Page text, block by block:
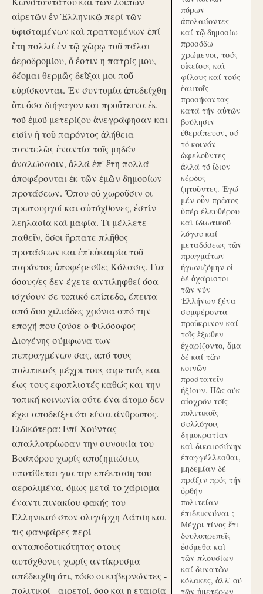
αἱρετῶν ἐν Ἑλληνικῷ περί τῶν
ὑφισταμένων καὶ πραττομένων ἐπί
ἔτη πολλά ἐν τῷ χῶρῳ τοῦ πάλαι
ἀεροδρομίου, ὅ ἐστιν η πατρίς μου,
δέομαι θερμῶς δεῖξαι μοι ποῦ
εὑρίσκονται. Ἐν συντομία ἀπεδείχθη
ὅτι ὅσα διήγαγον και προὔτεινα ἐκ
τοῦ ἐμοῦ μετερίζου ἀνεγράφησαν και
εἰσίν ἡ τοῦ παρόντος ἀλήθεια
παντελῶς ἐναντία τοῖς μηδέν
ἀναλώσασιν, ἀλλά ἐπ' ἔτη πολλά
ἀποφέρονται ἐκ τῶν ἐμῶν δημοσίων
προτάσεων. Ὅπου οὐ χωροῦσιν οι
πρωτουργοί και αὐτόχθονες, ἐστίν
λεηλασία καὶ μαφία. Τι μέλλετε
παθεῖν, ὅσοι ἥρπατε πλῆθος
προτάσεων και ἐπ'εὐκαιρία τοῦ
παρόντος ἀποφέρεσθε; Κόλασις. Για
όσους/ες δεν έχετε αντιληφθεί όσα
ισχύουν σε τοπικό επίπεδο, έπειτα
από δυο χιλιάδες χρόνια από την
εποχή που ζούσε ο Φιλόσοφος
Διογένης σύμφωνα των
πεπραγμένων σας, από τους
πολιτικούς μέχρι τους αιρετούς και
έως τους εφοπλιστές καθώς και την
τοπική κοινωνία ούτε ένα άτομο δεν
έχει αποδείξει ότι είναι άνθρωπος.
Ειδικότερα: Επί Χούντας
απαλλοτρίωσαν την συνοικία του
Βοσπόρου χωρίς αποζημιώσεις
υποτίθεται για την επέκταση του
αερολιμένα, όμως μετά το χάρισμα
έναντι πινακίου φακής του
Ελληνικού στον ολιγάρχη Λάτση και
τις φανφάρες περί
ανταποδοτικότητας στους
αυτόχθονες χωρίς αντίκρυσμα
απέδειχθη ότι, τόσο οι κυβερνώντες -
πολιτικοί - αιρετοί, όσο και η εταιρία
πόρων
ἀπολαύοντες
καί τῷ δημοσίω
προσόδω
χρώμενοι, τούς
οἰκείους καὶ
φίλους καί τούς
ἑαυτοῖς
προσήκοντας
κατά τήν αὑτῶν
βούλησιν
ἐθεράπευον, ού
τό κοινόν
ὠφελοῦντες
ἀλλά τό ἴδιον
κέρδος
ζητοῦντες. Ἐγώ
μέν οὖν πρῶτος
ὑπέρ ἐλευθέρου
καὶ ίδιωτικοῦ
λόγου καί
μεταδόσεως τῶν
πραγμάτων
ἠγωνιζόμην οἱ
δέ ἀχάριστοι
τῶν νῦν
Ἑλλήνων ξένα
συμφέροντα
προὔκρινον καί
τοῖς ἔξωθεν
ἐχαρίζοντο, ἅμα
δέ καί τῶν
κοινῶν
προστατεῖν
ἠξίουν. Πῶς ούκ
αἰσχρόν τοῖς
πολιτικοῖς
συλλόγοις
δημοκρατίαν
καὶ δικαιοσύνην
ἐπαγγέλλεσθαι,
μηδεμίαν δέ
πράξιν πρός τήν
ὀρθήν
πολιτείαν
ἐπιδεικνύναι ;
Μέχρι τίνος ἔτι
δουλοπρεπεῖς
ἐσόμεθα καὶ
τῶν πλουσίων
καί δυνατῶν
κόλακες, ἀλλ' ού
τῶν ἡμετέρων